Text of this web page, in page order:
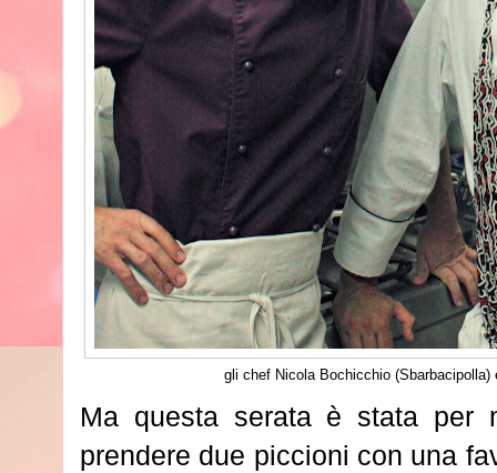
gli chef Nicola Bochicchio
Ma questa serata è stata per
prendere due piccioni con una